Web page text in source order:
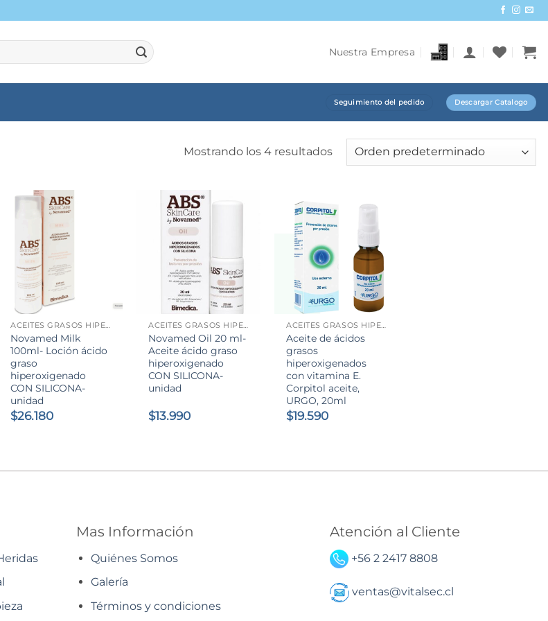
Nuestra Empresa
Seguimiento del pedido Descargar Catalogo
Mostrando los 4 resultados
ACEITES GRASOS HIPEROXIGENADO
Novamed Milk
100ml- Loción ácido
graso
hiperoxigenado
CON SILICONA-
unidad
$26.180
ACEITES GRASOS HIPEROXIGENADO
Novamed Oil 20 ml-
Aceite ácido graso
hiperoxigenado
CON SILICONA-
unidad
$13.990
+
ACEITES GRASOS HIPEROXIGENADO
Aceite de ácidos
grasos
hiperoxigenados
con vitamina E.
Corpitol aceite,
URGO, 20ml
$19.590
Mas Información
Quiénes Somos
Galería
Términos y condiciones
Atención al Cliente
+56 2 2417 8808
ventas@vitalsec.cl